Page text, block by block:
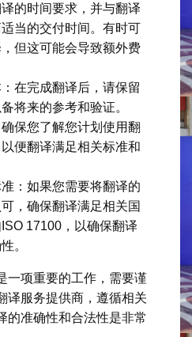
的时间要求，并与翻译
当的交付时间。有时可
但这可能会导致额外费
在完成翻译后，请保留
将来的参考和验证。
保您了解您计划使用翻
便翻译满足相关标准和
：如果您需要将翻译的
，确保翻译满足相关国
17100，以确保翻译
。
一项重要的工作，需要谨
译服务提供商，遵循相关
的准确性和合法性是非常